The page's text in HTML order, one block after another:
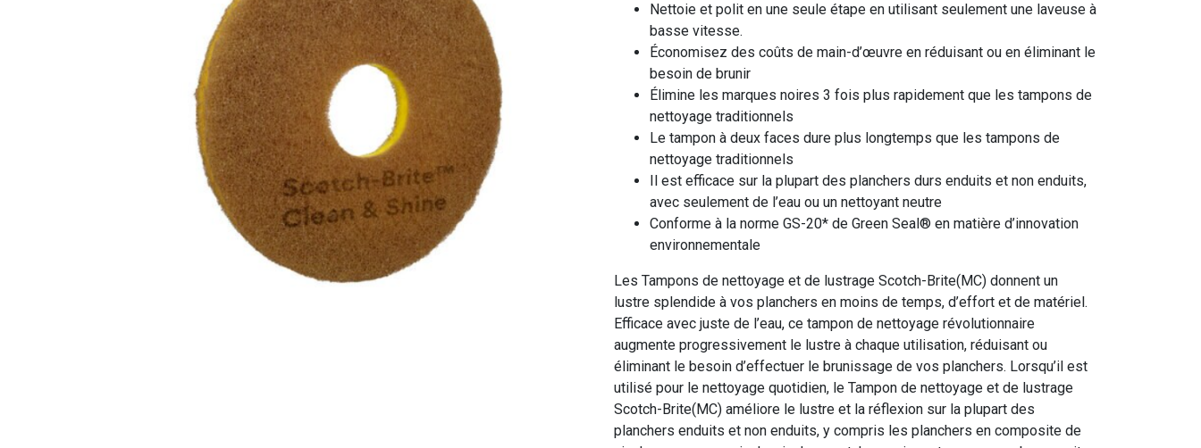
Nettoie et polit en une seule étape en utilisant seulement une laveuse à
basse vitesse.
Économisez des coûts de main-d’œuvre en réduisant ou en éliminant le
besoin de brunir
Élimine les marques noires 3 fois plus rapidement que les tampons de
nettoyage traditionnels
Le tampon à deux faces dure plus longtemps que les tampons de
nettoyage traditionnels
Il est efficace sur la plupart des planchers durs enduits et non enduits,
avec seulement de l’eau ou un nettoyant neutre
Conforme à la norme GS-20* de Green Seal® en matière d’innovation
environnementale
Les Tampons de nettoyage et de lustrage Scotch-Brite(MC) donnent un
lustre splendide à vos planchers en moins de temps, d’effort et de matériel.
Efficace avec juste de l’eau, ce tampon de nettoyage révolutionnaire
augmente progressivement le lustre à chaque utilisation, réduisant ou
éliminant le besoin d’effectuer le brunissage de vos planchers. Lorsqu’il est
utilisé pour le nettoyage quotidien, le Tampon de nettoyage et de lustrage
Scotch-Brite(MC) améliore le lustre et la réflexion sur la plupart des
planchers enduits et non enduits, y compris les planchers en composite de